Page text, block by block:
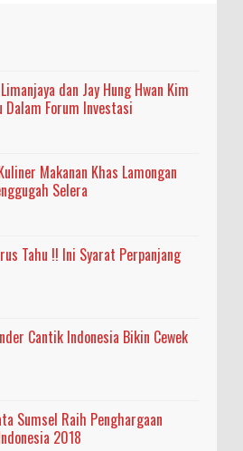
dan Jay Hung Hwan Kim
Dalam Forum Investasi
Makanan Khas Lamongan
Selera
Tahu !! Ini Syarat Perpanjang
Cantik Indonesia Bikin Cewek
Sumsel Raih Penghargaan
2018